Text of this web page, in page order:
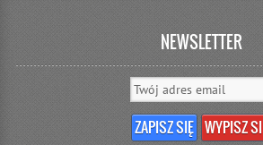
NEWSLETTER